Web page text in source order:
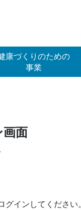
康づくりのための
事業
画面
インしてください。